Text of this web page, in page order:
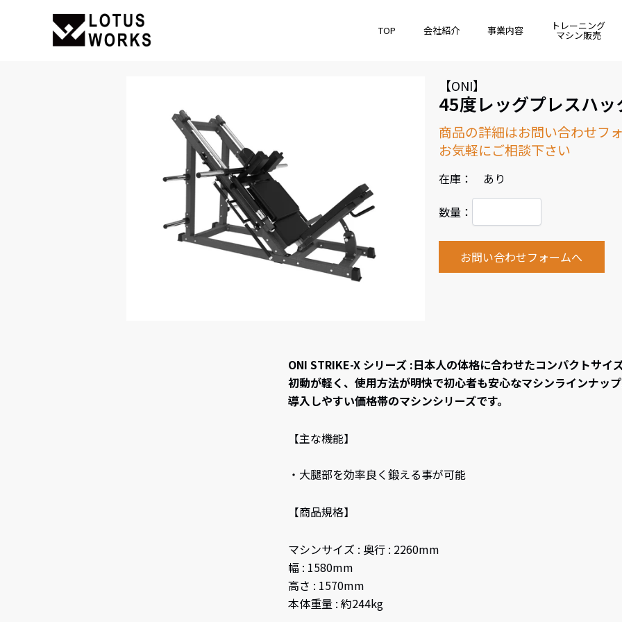
TOP 会社紹介 事業内容 トレーニング
マシン販売
【ONI】
45度レッグプレスハ
商品の詳細はお問い合わせフ
お気軽にご相談下さい
在庫： あり
数量：
お問い合わせフォームへ
ONI STRIKE-X シリーズ :日本人の体格に合わせたコンパクトサイズ
初動が軽く、使用方法が明快で初心者も安心なマシンラインナップ
導入しやすい価格帯のマシンシリーズです。
【主な機能】
・大腿部を効率良く鍛える事が可能
【商品規格】
マシンサイズ : 奥行 : 2260mm
幅 : 1580mm
高さ : 1570mm
本体重量 : 約244kg